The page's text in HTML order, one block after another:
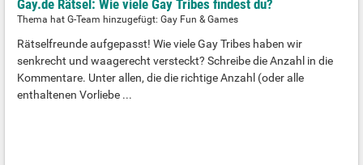
Nicht erwischen lassen...
Gay.de Rätsel: Wie viele Gay Tribes findest du?
Thema hat G-Team hinzugefügt: Gay Fun & Games
Rätselfreunde aufgepasst! Wie viele Gay Tribes haben wir
senkrecht und waagerecht versteckt? Schreibe die Anzahl in die
Kommentare. Unter allen, die die richtige Anzahl (oder alle
enthaltenen Vorliebe ...